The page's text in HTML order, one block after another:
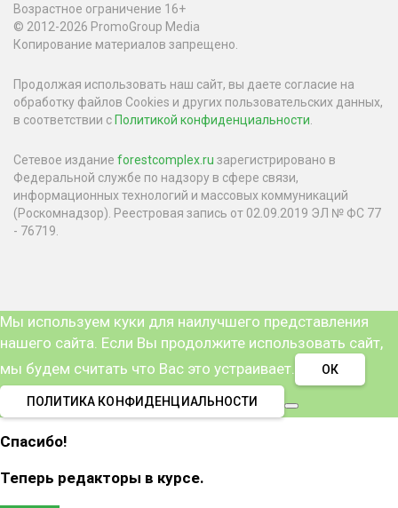
Возрастное ограничение 16+
© 2012-2026 PromoGroup Media
Копирование материалов запрещено.
Продолжая использовать наш сайт, вы даете согласие на
обработку файлов Cookies и других пользовательских данных,
в соответствии с Политикой конфиденциальности.
Сетевое издание forestcomplex.ru зарегистрировано в
Федеральной службе по надзору в сфере связи,
информационных технологий и массовых коммуникаций
(Роскомнадзор). Реестровая запись от 02.09.2019 ЭЛ № ФС 77
- 76719.
Мы используем куки для наилучшего представления
нашего сайта. Если Вы продолжите использовать сайт,
мы будем считать что Вас это устраивает.
ОК
ПОЛИТИКА КОНФИДЕНЦИАЛЬНОСТИ
Спасибо!
Теперь редакторы в курсе.